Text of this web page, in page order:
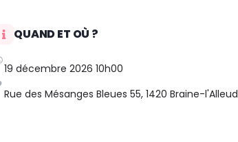
QUAND ET OÙ ?
19 décembre 2026 10h00
Rue des Mésanges Bleues 55, 1420 Braine-l'Alleud